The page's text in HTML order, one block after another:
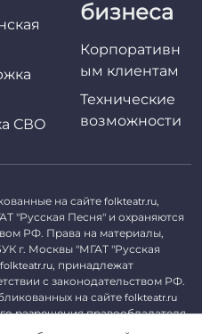
СВО
бизнеса
Корпоративн
ым клиентам
Технические
возможности
на сайте folkteatr.ru,
"Русская Песня" и охраняются
РФ. Права на материалы,
г. Москвы "МГАТ "Русская
folkteatr.ru, принадлежат
с законодательством РФ.
на сайте folkteatr.ru
разрешения правообладателя.